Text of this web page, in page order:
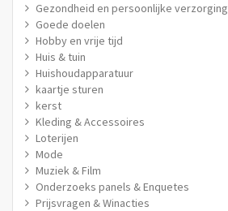
Gezondheid en persoonlijke verzorging
Goede doelen
Hobby en vrije tijd
Huis & tuin
Huishoudapparatuur
kaartje sturen
kerst
Kleding & Accessoires
Loterijen
Mode
Muziek & Film
Onderzoeks panels & Enquetes
Prijsvragen & Winacties